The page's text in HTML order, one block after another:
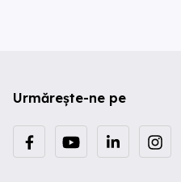
Urmărește-ne pe